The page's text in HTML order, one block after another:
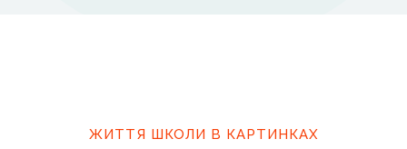
ЖИТТЯ ШКОЛИ В КАРТИНКАХ